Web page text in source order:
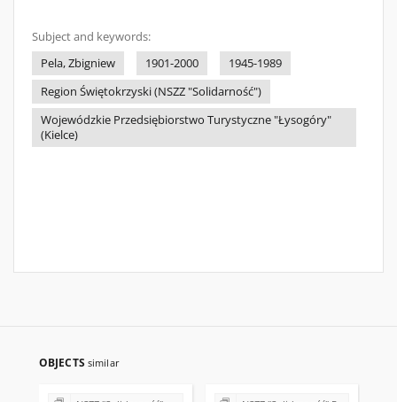
Subject and keywords:
Pela, Zbigniew
1901-2000
1945-1989
Region Świętokrzyski (NSZZ "Solidarność")
Wojewódzkie Przedsiębiorstwo Turystyczne "Łysogóry"
(Kielce)
OBJECTS similar